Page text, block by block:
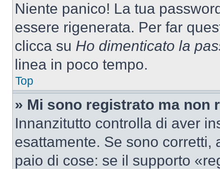
Niente panico! La tua
essere rigenerata. Per far
clicca su Ho dimenticato la
linea in poco tempo.
Top
» Mi sono registrato ma non
Innanzitutto controlla di aver
esattamente. Se sono
paio di cose: se il supporto